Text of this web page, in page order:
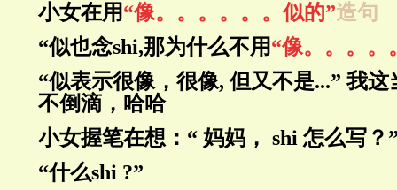
小女在用“像。。。。。。似的”造句
“似也念shi,那为什么不用“像。。。。
“似表示很像，很像, 但又不是...” 我
不倒滴，哈哈
小女握笔在想：“ 妈妈， shi 怎么写？
“什么shi ?”